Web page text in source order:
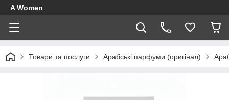
A Women
Товари та послуги Арабські парфуми (оригінал)